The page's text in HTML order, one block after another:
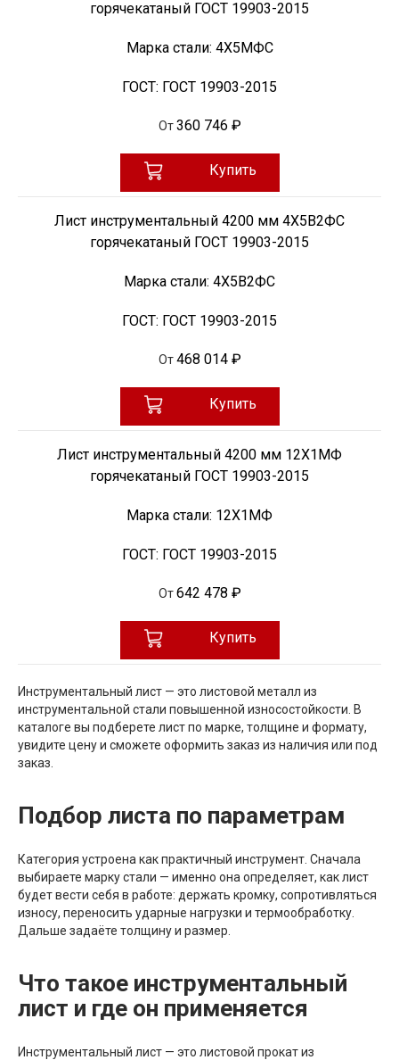
горячекатаный ГОСТ 19903-2015
Марка стали: 4Х5МФС
ГОСТ: ГОСТ 19903-2015
От 360 746 ₽
Купить
Лист инструментальный 4200 мм 4Х5В2ФС
горячекатаный ГОСТ 19903-2015
Марка стали: 4Х5В2ФС
ГОСТ: ГОСТ 19903-2015
От 468 014 ₽
Купить
Лист инструментальный 4200 мм 12Х1МФ
горячекатаный ГОСТ 19903-2015
Марка стали: 12Х1МФ
ГОСТ: ГОСТ 19903-2015
От 642 478 ₽
Купить
Инструментальный лист — это листовой металл из
инструментальной стали повышенной износостойкости. В
каталоге вы подберете лист по марке, толщине и формату,
увидите цену и сможете оформить заказ из наличия или под
заказ.
Подбор листа по параметрам
Категория устроена как практичный инструмент. Сначала
выбираете марку стали — именно она определяет, как лист
будет вести себя в работе: держать кромку, сопротивляться
износу, переносить ударные нагрузки и термообработку.
Дальше задаёте толщину и размер.
Что такое инструментальный
лист и где он применяется
Инструментальный лист — это листовой прокат из